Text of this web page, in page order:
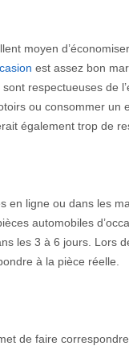
moyen
est assez bon
respectueuses de
ou consommer un
également trop de
en ligne ou dans les
automobiles
les 3 à 6 jours. Lors
à la pièce réelle.
de faire